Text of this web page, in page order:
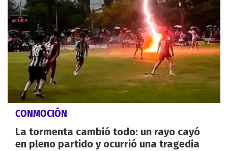
CONMOCIÓN
La tormenta cambió todo: un rayo cayó
en pleno partido y ocurrió una tragedia